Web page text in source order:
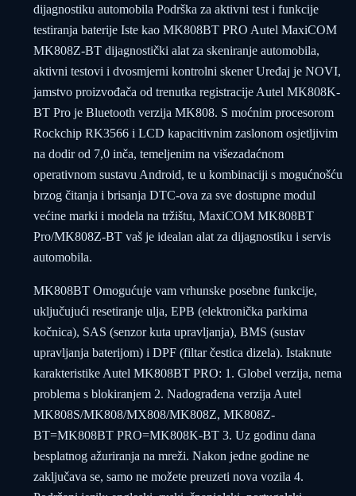
dijagnostiku automobila Podrška za aktivni test i funkcije
testiranja baterije Iste kao MK808BT PRO Autel MaxiCOM
MK808Z-BT dijagnostički alat za skeniranje automobila,
aktivni testovi i dvosmjerni kontrolni skener Uređaj je NOVI,
jamstvo proizvođača od trenutka registracije Autel MK808K-
BT Pro je Bluetooth verzija MK808. S moćnim procesorom
Rockchip RK3566 i LCD kapacitivnim zaslonom osjetljivim
na dodir od 7,0 inča, temeljenim na višezadaćnom
operativnom sustavu Android, te u kombinaciji s mogućnošću
brzog čitanja i brisanja DTC-ova za sve dostupne modul
većine marki i modela na tržištu, MaxiCOM MK808BT
Pro/MK808Z-BT vaš je idealan alat za dijagnostiku i servis
automobila.
MK808BT Omogućuje vam vrhunske posebne funkcije,
uključujući resetiranje ulja, EPB (elektronička parkirna
kočnica), SAS (senzor kuta upravljanja), BMS (sustav
upravljanja baterijom) i DPF (filtar čestica dizela). Istaknute
karakteristike Autel MK808BT PRO: 1. Globel verzija, nema
problema s blokiranjem 2. Nadograđena verzija Autel
MK808S/MK808/MX808/MK808Z, MK808Z-
BT=MK808BT PRO=MK808K-BT 3. Uz godinu dana
besplatnog ažuriranja na mreži. Nakon jedne godine ne
zaključava se, samo ne možete preuzeti nova vozila 4.